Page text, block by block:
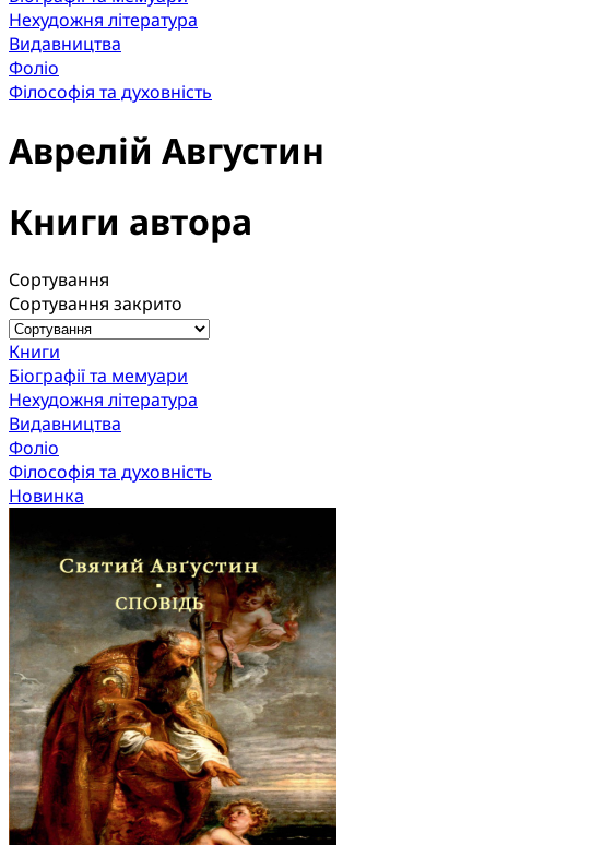
Нехудожня література
Видавництва
Фоліо
Філософія та духовність
Аврелій Августин
Книги автора
Сортування
Сортування закрито
Книги
Біографії та мемуари
Нехудожня література
Видавництва
Фоліо
Філософія та духовність
Новинка